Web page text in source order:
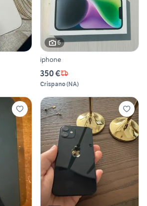
6
iphone
350 €
Crispano(NA)